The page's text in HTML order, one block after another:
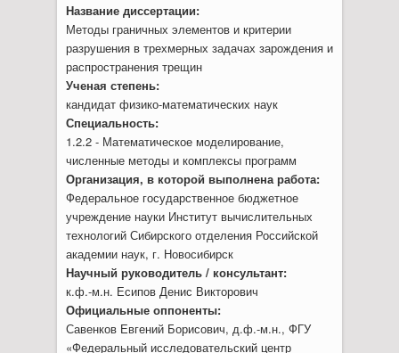
Название диссертации:
Методы граничных элементов и критерии
разрушения в трехмерных задачах зарождения и
распространения трещин
Ученая степень:
кандидат физико-математических наук
Специальность:
1.2.2 - Математическое моделирование,
численные методы и комплексы программ
Организация, в которой выполнена работа:
Федеральное государственное бюджетное
учреждение науки Институт вычислительных
технологий Сибирского отделения Российской
академии наук, г. Новосибирск
Научный руководитель / консультант:
к.ф.-м.н. Есипов Денис Викторович
Официальные оппоненты:
Савенков Евгений Борисович, д.ф.-м.н., ФГУ
«Федеральный исследовательский центр